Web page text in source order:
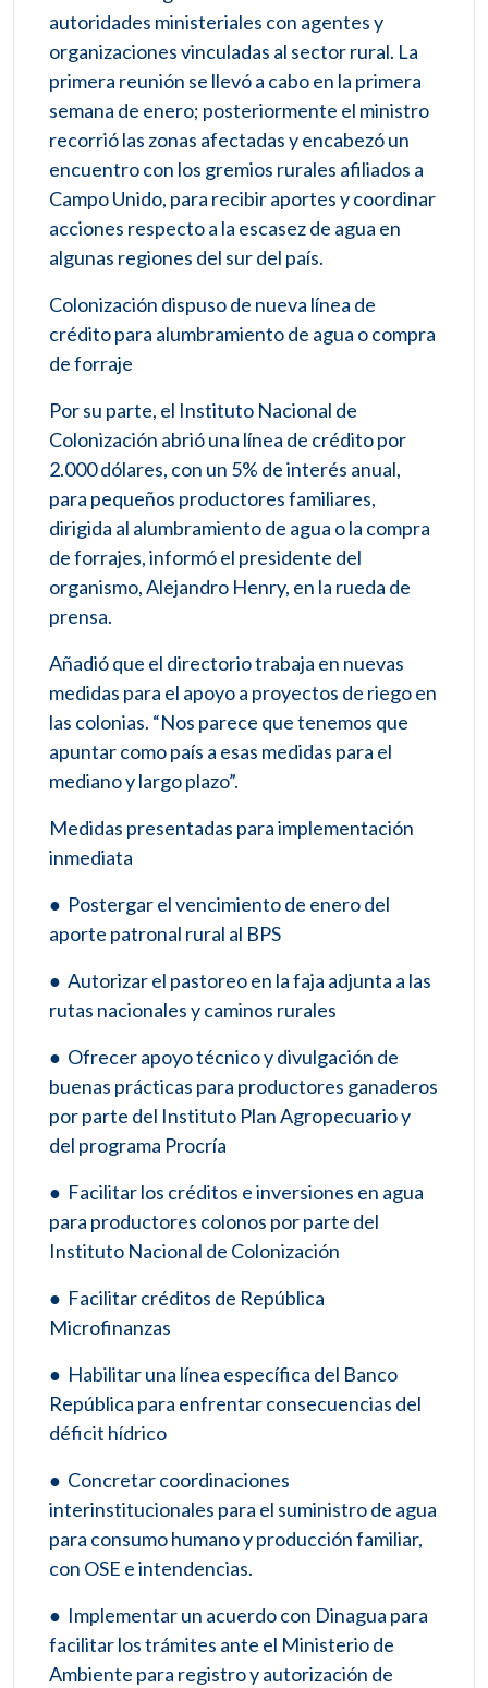
autoridades ministeriales con agentes y
organizaciones vinculadas al sector rural. La
primera reunión se llevó a cabo en la primera
semana de enero; posteriormente el ministro
recorrió las zonas afectadas y encabezó un
encuentro con los gremios rurales afiliados a
Campo Unido, para recibir aportes y coordinar
acciones respecto a la escasez de agua en
algunas regiones del sur del país.
Colonización dispuso de nueva línea de
crédito para alumbramiento de agua o compra
de forraje
Por su parte, el Instituto Nacional de
Colonización abrió una línea de crédito por
2.000 dólares, con un 5% de interés anual,
para pequeños productores familiares,
dirigida al alumbramiento de agua o la compra
de forrajes, informó el presidente del
organismo, Alejandro Henry, en la rueda de
prensa.
Añadió que el directorio trabaja en nuevas
medidas para el apoyo a proyectos de riego en
las colonias. “Nos parece que tenemos que
apuntar como país a esas medidas para el
mediano y largo plazo”.
Medidas presentadas para implementación
inmediata
● Postergar el vencimiento de enero del
aporte patronal rural al BPS
● Autorizar el pastoreo en la faja adjunta a las
rutas nacionales y caminos rurales
● Ofrecer apoyo técnico y divulgación de
buenas prácticas para productores ganaderos
por parte del Instituto Plan Agropecuario y
del programa Procría
● Facilitar los créditos e inversiones en agua
para productores colonos por parte del
Instituto Nacional de Colonización
● Facilitar créditos de República
Microfinanzas
● Habilitar una línea específica del Banco
República para enfrentar consecuencias del
déficit hídrico
● Concretar coordinaciones
interinstitucionales para el suministro de agua
para consumo humano y producción familiar,
con OSE e intendencias.
● Implementar un acuerdo con Dinagua para
facilitar los trámites ante el Ministerio de
Ambiente para registro y autorización de